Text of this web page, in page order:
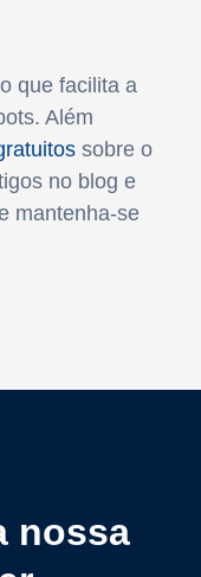
que facilita a
Além
sobre o
no blog e
mantenha-se
nossa